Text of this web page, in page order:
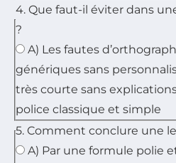
4. Que faut-il éviter dans
?
A) Les fautes
génériques sans
très courte sans
police classique et simple
5. Comment conclure une
A) Par une formule polie